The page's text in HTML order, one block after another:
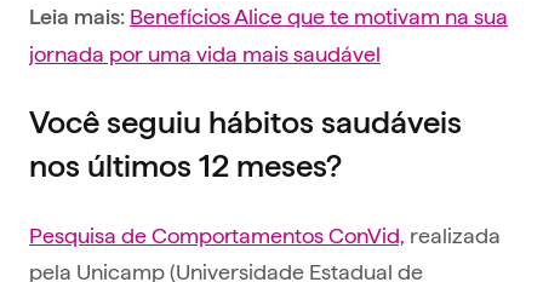
Leia mais: Benefícios Alice que te motivam na sua
jornada por uma vida mais saudável
Você seguiu hábitos saudáveis
nos últimos 12 meses?
Pesquisa de Comportamentos ConVid, realizada
pela Unicamp (Universidade Estadual de